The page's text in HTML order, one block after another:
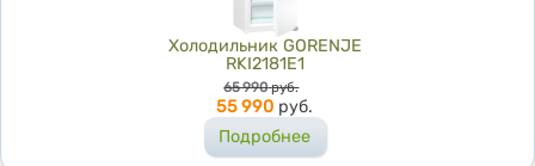
Холодильник GORENJE
RKI2181E1
Цена
65 990 руб.
55 990 руб.
Подробнее